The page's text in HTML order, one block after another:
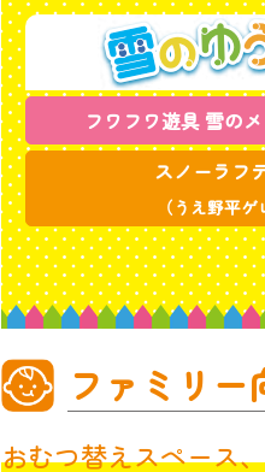
フワフワ遊具 雪の
スノーラフ
（うえ野平ゲ
ファミリー
おむつ替えスペース